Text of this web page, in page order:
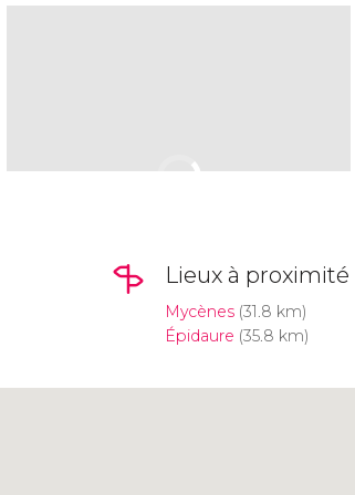
Lieux à proximité
Mycènes(31.8 km)
Épidaure (35.8 km)